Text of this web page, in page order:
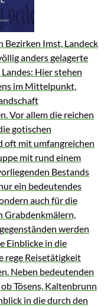
Imst, Landeck
anders gelagerte
Hier stehen
im Mittelpunkt,
Vor allem die reichen
gotischen
oft mit umfangreichen
mit rund einem
Bestands
ein bedeutendes
auch für die
Grabdenkmälern,
werden
Einblicke in die
rege Reisetätigkeit
Neben bedeutenden
Tösens, Kaltenbrunn
in die durch den